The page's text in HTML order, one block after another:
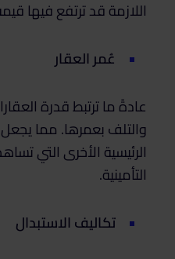
اللازمة قد ترتفع فيها
عُمر العقار
عادةً ما ترتبط قدرة
والتلف بعمرها. مما
الرئيسية الأخرى التي
التأمينية.
تكاليف الاستبدال